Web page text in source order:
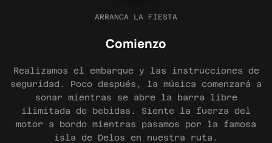
ARRANCA LA FIESTA
Comienzo
Realizamos el embarque y las instrucciones de
seguridad. Poco después, la música comenzará a
sonar mientras se abre la barra libre
ilimitada de bebidas. Siente la fuerza del
motor a bordo mientras pasamos por la famosa
isla de Delos en nuestra ruta.